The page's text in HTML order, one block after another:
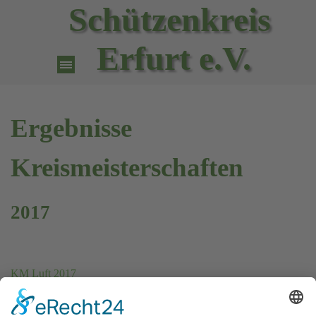
Direkt zum SeiteninhaltSchützenkreis
Erfurt e.V.
Menü überspringen
Ergebnisse
Kreismeisterschaften
2017
KM Luft 2017
KM Vorderlader 2017